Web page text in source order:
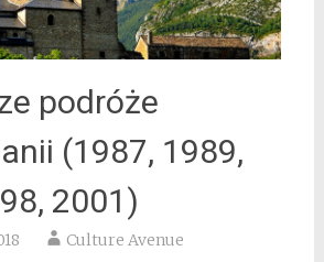
podróże
(1987, 1989,
2001)
Culture Avenue